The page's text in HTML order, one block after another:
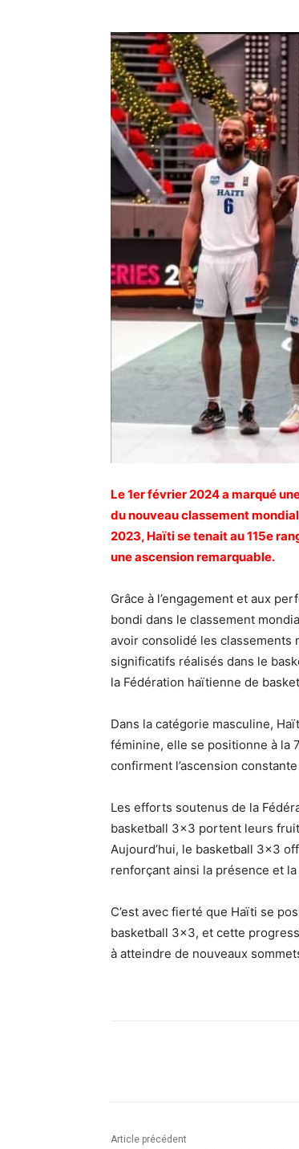
Le 1er février 2024 a marqué
du nouveau classement
2023, Haïti se tenait au 115e
une ascension remarquable.
Grâce à l’engagement et aux
bondi dans le classement
avoir consolidé les classements
significatifs réalisés dans le
la Fédération haïtienne de
Dans la catégorie masculine,
féminine, elle se positionne à la
confirment l’ascension
Les efforts soutenus de la
basketball 3×3 portent leurs
Aujourd’hui, le basketball 3×3
renforçant ainsi la présence et
C’est avec fierté que Haïti se
basketball 3×3, et cette
à atteindre de nouveaux
Article précédent